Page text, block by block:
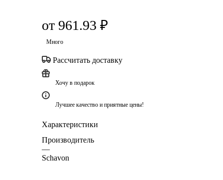
от 961.93 ₽
Много
Рассчитать доставку
Хочу в подарок
Лучшее качество и приятные цены!
Характеристики
Производитель
—
Schavon